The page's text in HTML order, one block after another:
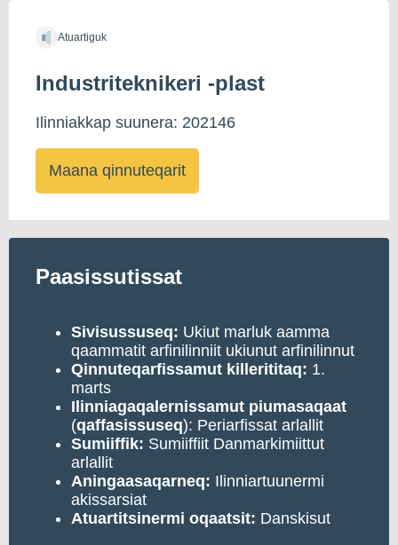
Atuartiguk
Industriteknikeri -plast
Ilinniakkap suunera: 202146
Maana qinnuteqarit
Paasissutissat
Sivisussuseq: Ukiut marluk aamma
qaammatit arfinilinniit ukiunut arfinilinnut
Qinnuteqarfissamut killerititaq: 1.
marts
Ilinniagaqalernissamut piumasaqaat
(qaffasissuseq): Periarfissat arlallit
Sumiiffik: Sumiiffiit Danmarkimiittut
arlallit
Aningaasaqarneq: Ilinniartuunermi
akissarsiat
Atuartitsinermi oqaatsit: Danskisut